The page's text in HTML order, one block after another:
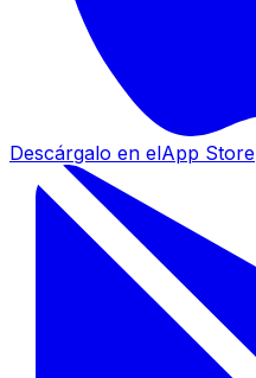
Descárgalo en elApp Store